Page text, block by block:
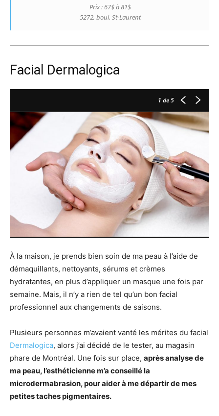
Prix : 67$ à 81$
5272, boul. St-Laurent
Facial Dermalogica
1 de 5
À la maison, je prends bien soin de ma peau à l’aide de
démaquillants, nettoyants, sérums et crèmes
hydratantes, en plus d’appliquer un masque une fois par
semaine. Mais, il n’y a rien de tel qu’un bon facial
professionnel aux changements de saisons.
Plusieurs personnes m’avaient vanté les mérites du facial
Dermalogica, alors j’ai décidé de le tester, au magasin
phare de Montréal. Une fois sur place, après analyse de
ma peau, l’esthéticienne m’a conseillé la
microdermabrasion, pour aider à me départir de mes
petites taches pigmentaires.